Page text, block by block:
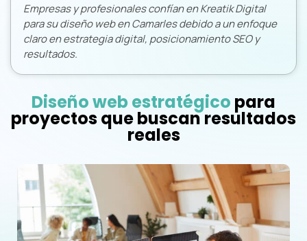
Empresas y profesionales confían en Kreatik Digital
para su diseño web en Camarles debido a un enfoque
claro en estrategia digital, posicionamiento SEO y
resultados.
Diseño web estratégico para
proyectos que buscan resultados
reales